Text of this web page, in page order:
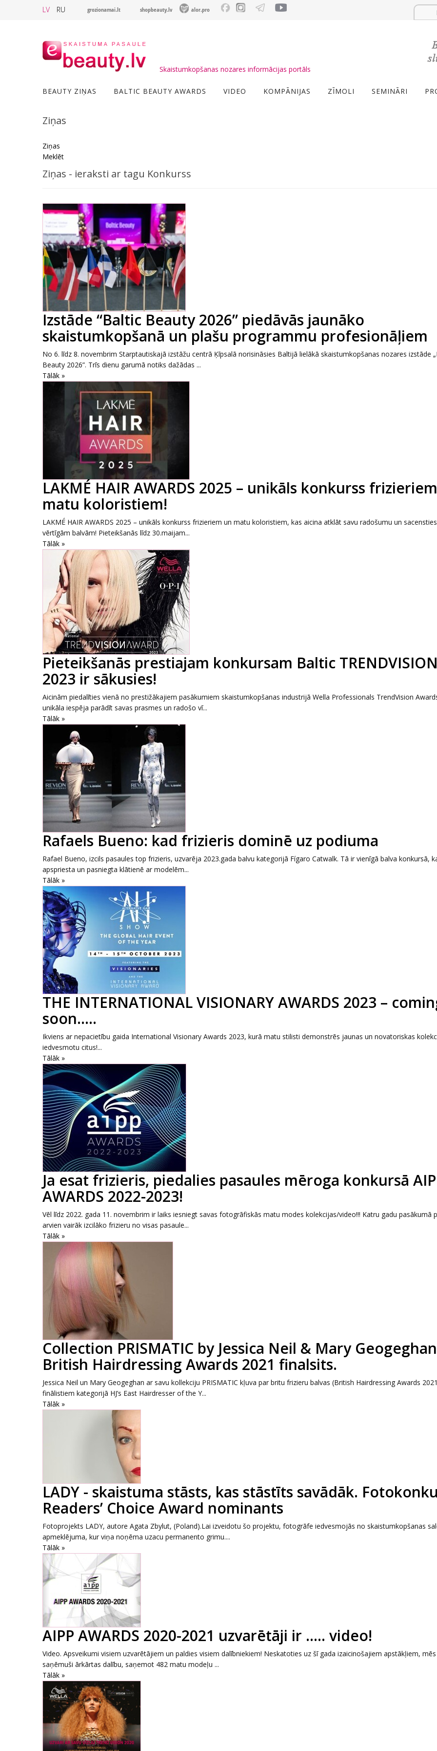
LV RU grozionamai.lt shopbeauty.lv alor.pro
Skaistumkopšanas nozares informācijas portāls
BEAUTY ZIŅAS BALTIC BEAUTY AWARDS VIDEO KOMPĀNIJAS ZĪMOLI SEMINĀRI
Ziņas
Ziņas
Meklēt
Ziņas - ieraksti ar tagu Konkurss
Izstāde “Baltic Beauty 2026” piedāvās jaunāko
skaistumkopšanā un plašu programmu profesionāļiem
No 6. līdz 8. novembrim Starptautiskajā izstāžu centrā Ķīpsalā norisināsies Baltijā lielākā skaistumkopšanas nozares izstāde
Beauty 2026”. Trīs dienu garumā notiks dažādas ...
Tālāk »
LAKMÉ HAIR AWARDS 2025 – unikāls konkurss
matu koloristiem!
LAKMÉ HAIR AWARDS 2025 – unikāls konkurss frizieriem un matu koloristiem, kas aicina atklāt savu radošumu un
vērtīgām balvām! Pieteikšanās līdz 30.maijam...
Tālāk »
Pieteikšanās prestiajam konkursam Baltic TRENDVISION
2023 ir sākusies!
Aicinām piedalīties vienā no prestižākajiem pasākumiem skaistumkopšanas industrijā Wella Professionals TrendVision
unikāla iespēja parādīt savas prasmes un radošo vī...
Tālāk »
Rafaels Bueno: kad frizieris dominē uz podiuma
Rafael Bueno, izcils pasaules top frizieris, uzvarēja 2023.gada balvu kategorijā Fígaro Catwalk. Tā ir vienīgā balva konkursā,
apspriesta un pasniegta klātienē ar modelēm...
Tālāk »
THE INTERNATIONAL VISIONARY AWARDS 2023 –
soon.....
Ikviens ar nepacietību gaida International Visionary Awards 2023, kurā matu stilisti demonstrēs jaunas un novatoriskas
iedvesmotu citus!...
Tālāk »
Ja esat frizieris, piedalies pasaules mēroga konkursā
AWARDS 2022-2023!
Vēl līdz 2022. gada 11. novembrim ir laiks iesniegt savas fotogrāfiskās matu modes kolekcijas/video!!! Katru gadu pasākumā
arvien vairāk izcilāko frizieru no visas pasaule...
Tālāk »
Collection PRISMATIC by Jessica Neil & Mary
British Hairdressing Awards 2021 finalsits.
Jessica Neil un Mary Geogeghan ar savu kollekciju PRISMATIC kļuva par britu frizieru balvas (British Hairdressing Awards
finālistiem kategorijā HJ’s East Hairdresser of the Y...
Tālāk »
LADY - skaistuma stāsts, kas stāstīts savādāk.
Readers’ Choice Award nominants
Fotoprojekts LADY, autore Agata Zbylut, (Poland).Lai izveidotu šo projektu, fotogrāfe iedvesmojās no skaistumkopšanas
apmeklējuma, kur viņa noņēma uzacu permanento grimu....
Tālāk »
AIPP AWARDS 2020-2021 uzvarētāji ir ..... video!
Video. Apsveikumi visiem uzvarētājiem un paldies visiem dalībniekiem! Neskatoties uz šī gada izaicinošajiem apstākļiem,
saņēmuši ārkārtas dalību, saņemot 482 matu modeļu ...
Tālāk »